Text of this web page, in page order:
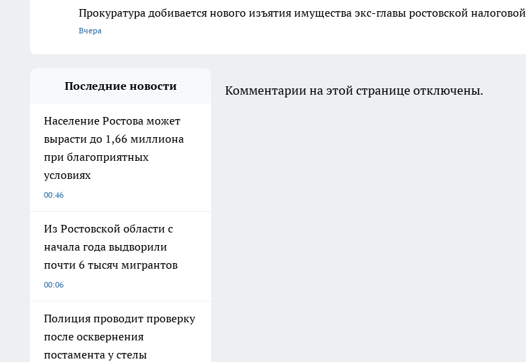
Прокуратура добивается нового изъятия имущества экс-главы ростовской налоговой
Вчера
Последние новости
Население Ростова может
вырасти до 1,66 миллиона
при благоприятных
условиях
00:46
Из Ростовской области с
начала года выдворили
почти 6 тысяч мигрантов
00:06
Полиция проводит проверку
после осквернения
постамента у стелы
Комментарии на этой странице отключены.